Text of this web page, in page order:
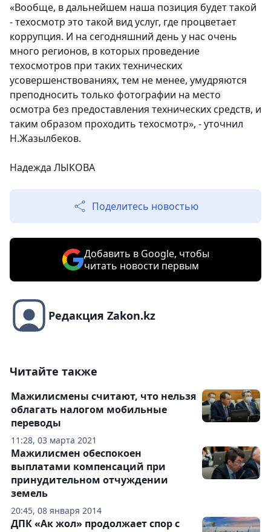
«Вообще, в дальнейшем наша позиция будет такой
- техосмотр это такой вид услуг, где процветает
коррупция. И на сегодняшний день у нас очень
много регионов, в которых проведение
техосмотров при таких технических
усовершенствованиях, тем не менее, умудряются
преподносить только фотографии на место
осмотра без предоставления технических средств, и
таким образом проходить техосмотр», - уточнил
Н.Жазылбеков.
Надежда ЛЫКОВА
Поделитесь новостью
Добавить в Google, чтобы
читать новости первым
Редакция Zakon.kz
Читайте также
11:28, 03 марта 2021
Мажилисмены считают, что нельзя
облагать налогом мобильные
переводы
20:45, 08 января 2014
Мажилисмен обеспокоен
выплатами компенсаций при
принудительном отчуждении
земель
ДПК «Ак жол» продолжает спор с